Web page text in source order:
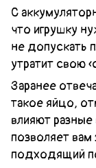
С
что игрушку
не допускать
утратит свою
Заранее
такое яйцо,
влияют разные
позволяет
подходящий